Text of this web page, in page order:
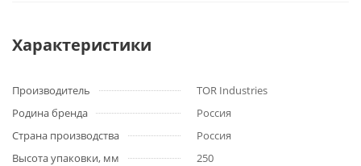
Характеристики
Производитель
TOR Industries
Родина бренда
Россия
Страна производства
Россия
Высота упаковки, мм
250